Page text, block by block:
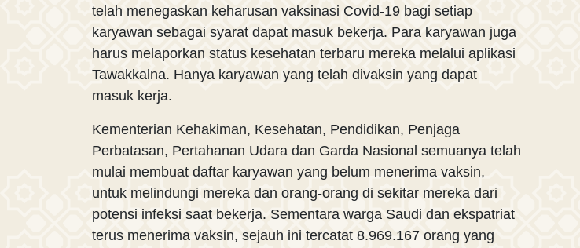
telah menegaskan keharusan vaksinasi Covid-19 bagi setiap
karyawan sebagai syarat dapat masuk bekerja. Para karyawan juga
harus melaporkan status kesehatan terbaru mereka melalui aplikasi
Tawakkalna. Hanya karyawan yang telah divaksin yang dapat
masuk kerja.
Kementerian Kehakiman, Kesehatan, Pendidikan, Penjaga
Perbatasan, Pertahanan Udara dan Garda Nasional semuanya telah
mulai membuat daftar karyawan yang belum menerima vaksin,
untuk melindungi mereka dan orang-orang di sekitar mereka dari
potensi infeksi saat bekerja. Sementara warga Saudi dan ekspatriat
terus menerima vaksin, sejauh ini tercatat 8.969.167 orang yang